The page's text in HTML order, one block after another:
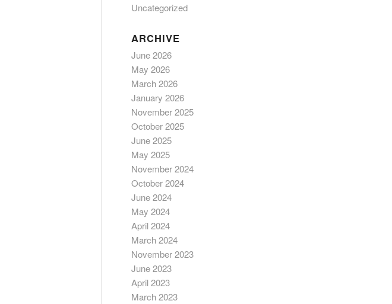
Uncategorized
ARCHIVE
June 2026
May 2026
March 2026
January 2026
November 2025
October 2025
June 2025
May 2025
November 2024
October 2024
June 2024
May 2024
April 2024
March 2024
November 2023
June 2023
April 2023
March 2023